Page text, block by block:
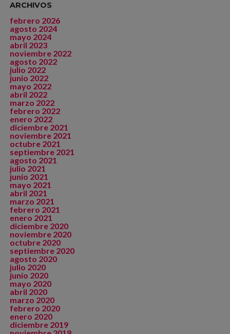
ARCHIVOS
febrero 2026
agosto 2024
mayo 2024
abril 2023
noviembre 2022
agosto 2022
julio 2022
junio 2022
mayo 2022
abril 2022
marzo 2022
febrero 2022
enero 2022
diciembre 2021
noviembre 2021
octubre 2021
septiembre 2021
agosto 2021
julio 2021
junio 2021
mayo 2021
abril 2021
marzo 2021
febrero 2021
enero 2021
diciembre 2020
noviembre 2020
octubre 2020
septiembre 2020
agosto 2020
julio 2020
junio 2020
mayo 2020
abril 2020
marzo 2020
febrero 2020
enero 2020
diciembre 2019